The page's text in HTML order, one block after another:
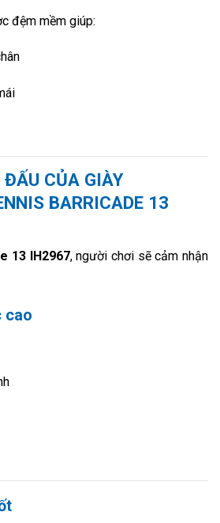
đệm mềm giúp:
CỦA GIÀY
BARRICADE 13
13 IH2967, người chơi sẽ cảm nhận
cao